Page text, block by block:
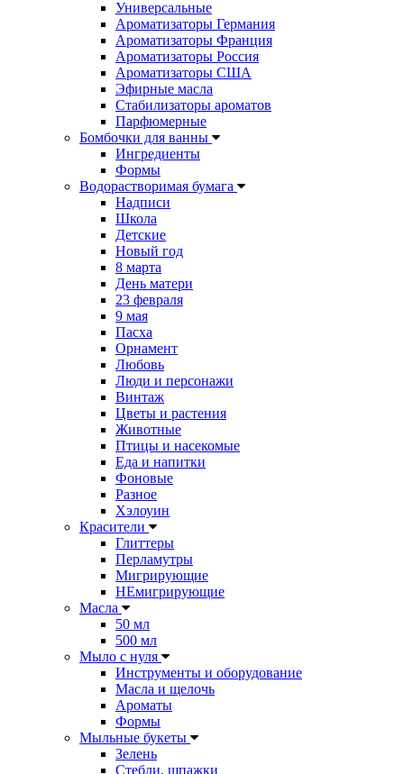
Универсальные
Ароматизаторы Германия
Ароматизаторы Франция
Ароматизаторы Россия
Ароматизаторы США
Эфирные масла
Стабилизаторы ароматов
Парфюмерные
Бомбочки для ванны
Ингредиенты
Формы
Водорастворимая бумага
Надписи
Школа
Детские
Новый год
8 марта
День матери
23 февраля
9 мая
Пасха
Орнамент
Любовь
Люди и персонажи
Винтаж
Цветы и растения
Животные
Птицы и насекомые
Еда и напитки
Фоновые
Разное
Хэлоуин
Красители
Глиттеры
Перламутры
Мигрирующие
НЕмигрирующие
Масла
50 мл
500 мл
Мыло с нуля
Инструменты и оборудование
Масла и щелочь
Ароматы
Формы
Мыльные букеты
Зелень
Стебли, шпажки